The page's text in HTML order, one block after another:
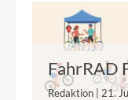
FahrRAD
Redaktion | 21.